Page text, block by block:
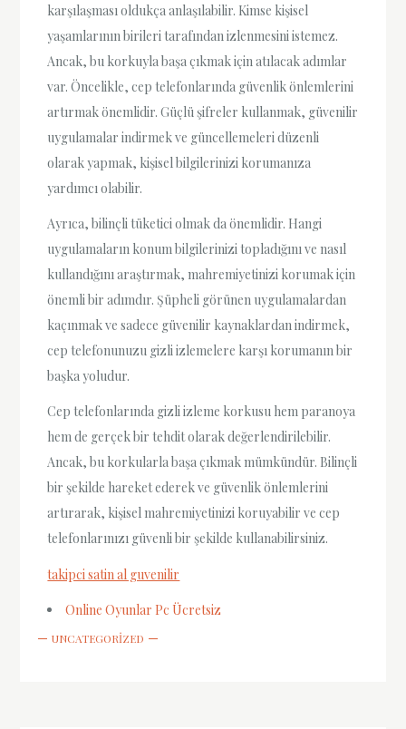
karşılaşması oldukça anlaşılabilir. Kimse kişisel
yaşamlarının birileri tarafından izlenmesini istemez.
Ancak, bu korkuyla başa çıkmak için atılacak adımlar
var. Öncelikle, cep telefonlarında güvenlik önlemlerini
artırmak önemlidir. Güçlü şifreler kullanmak, güvenilir
uygulamalar indirmek ve güncellemeleri düzenli
olarak yapmak, kişisel bilgilerinizi korumanıza
yardımcı olabilir.
Ayrıca, bilinçli tüketici olmak da önemlidir. Hangi
uygulamaların konum bilgilerinizi topladığını ve nasıl
kullandığını araştırmak, mahremiyetinizi korumak için
önemli bir adımdır. Şüpheli görünen uygulamalardan
kaçınmak ve sadece güvenilir kaynaklardan indirmek,
cep telefonunuzu gizli izlemelere karşı korumanın bir
başka yoludur.
Cep telefonlarında gizli izleme korkusu hem paranoya
hem de gerçek bir tehdit olarak değerlendirilebilir.
Ancak, bu korkularla başa çıkmak mümkündür. Bilinçli
bir şekilde hareket ederek ve güvenlik önlemlerini
artırarak, kişisel mahremiyetinizi koruyabilir ve cep
telefonlarınızı güvenli bir şekilde kullanabilirsiniz.
takipci satin al guvenilir
Online Oyunlar Pc Ücretsiz
UNCATEGORIZED